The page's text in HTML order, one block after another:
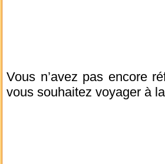
Vous n’avez pas encore
vous souhaitez voyager à